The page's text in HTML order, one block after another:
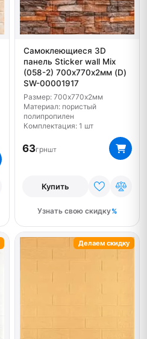
Самоклеющиеся 3D
панель Sticker wall Mix
(058-2) 700х770х2мм (D)
SW-00001917
Размер: 700х770х2мм
Материал: пористый
полипропилен
Комплектация: 1 шт
63грншт
Купить
Узнать свою скидку
Делаем скидку